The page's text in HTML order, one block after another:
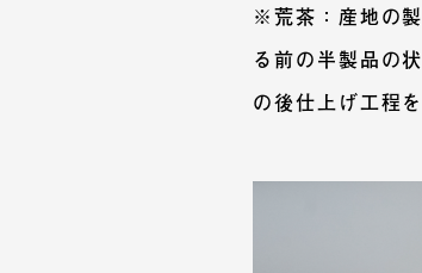
※荒茶：産地の
る前の半製品の
の後仕上げ工程